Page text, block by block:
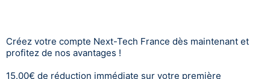
Créez votre compte Next-Tech France dès maintenant et
profitez de nos avantages !
15.00€ de réduction immédiate sur votre première